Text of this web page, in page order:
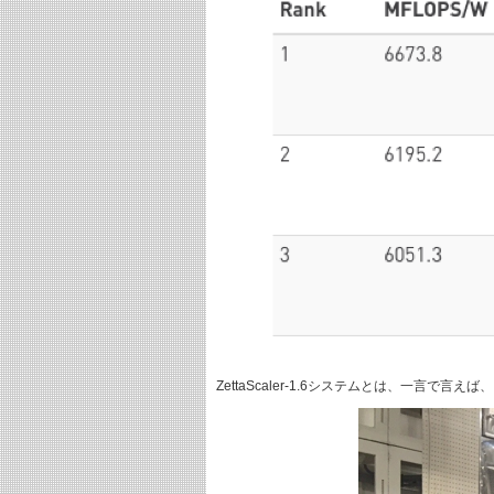
ZettaScaler-1.6システムとは、一言で言えば